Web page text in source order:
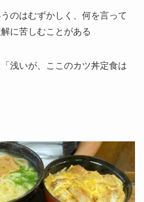
のはむずかしく、何を言って
に苦しむことがある
浅いが、ここのカツ丼定食は